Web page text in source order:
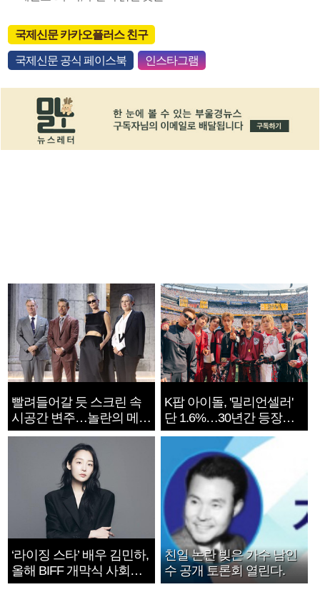
국제신문 카카오플러스 친구
국제신문 공식 페이스북 인스타그램
빨려들어갈 듯 스크린 속
시공간 변주…놀란의 메시
지는 ‘전쟁 속죄’
K팝 아이돌, '밀리언셀러'
단 1.6%…30년간 등장
1182개팀 전수조사
‘라이징 스타’ 배우 김민하,
올해 BIFF 개막식 사회자
확정
친일 논란 빚은 가수 남인
수 공개 토론회 열린다.